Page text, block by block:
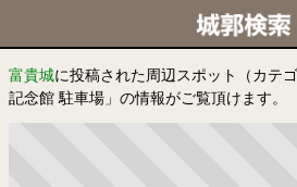
富貴城に投稿された周辺スポット（カテ
記念館 駐車場」の情報がご覧頂けます。